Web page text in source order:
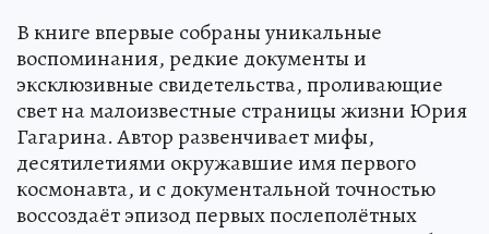
В книге впервые собраны уникальные
воспоминания, редкие документы и
эксклюзивные свидетельства, проливающие
свет на малоизвестные страницы жизни Юрия
Гагарина. Автор развенчивает мифы,
десятилетиями окружавшие имя первого
космонавта, и с документальной точностью
воссоздаёт эпизод первых послеполётных